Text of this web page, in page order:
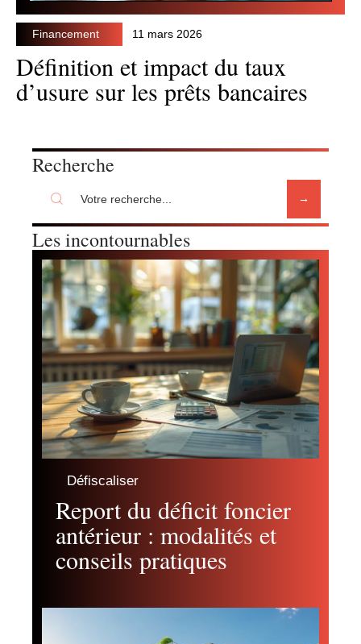
Financement 11 mars 2026
Définition et impact du taux
d’usure sur les prêts bancaires
Recherche
Les incontournables
Défiscaliser
Report du déficit foncier
antérieur : modalités et
conseils pratiques